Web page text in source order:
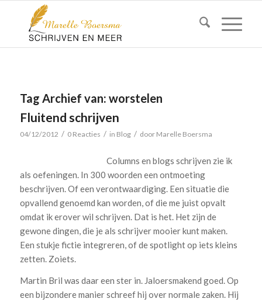
Tag Archief van: worstelen
Fluitend schrijven
04/12/2012 / 0 Reacties / in Blog / door Marelle Boersma
Columns en blogs schrijven zie ik
als oefeningen. In 300 woorden een ontmoeting
beschrijven. Of een verontwaardiging. Een situatie die
opvallend genoemd kan worden, of die me juist opvalt
omdat ik erover wil schrijven. Dat is het. Het zijn de
gewone dingen, die je als schrijver mooier kunt maken.
Een stukje fictie integreren, of de spotlight op iets kleins
zetten. Zoiets.
Martin Bril was daar een ster in. Jaloersmakend goed. Op
een bijzondere manier schreef hij over normale zaken. Hij